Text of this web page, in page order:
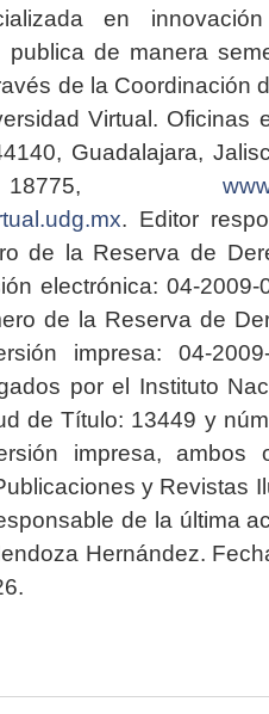
en
de manera
de la Coordinación
Virtual. Oficinas
Guadalajara,
. Editor
de la Reserva de
electrónica: 04-2009-
de la Reserva de
impresa: 04-2009-
por el Instituto
de Título: 13449 y
impresa, ambos
y Revistas
de la última
Hernández.